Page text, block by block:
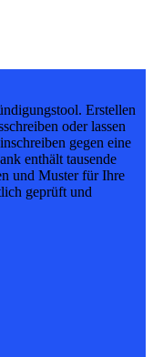
Erstellen
oder lassen
gegen eine
enthält tausende
und Muster für Ihre
geprüft und